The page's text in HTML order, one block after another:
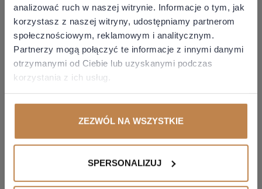
analizować ruch w naszej witrynie. Informacje o tym, jak
korzystasz z naszej witryny, udostępniamy partnerom
społecznościowym, reklamowym i analitycznym.
Partnerzy mogą połączyć te informacje z innymi danymi
otrzymanymi od Ciebie lub uzyskanymi podczas
korzystania z ich usług.
ZEZWÓL NA WSZYSTKIE
SPERSONALIZUJ
w formularzu kontaktowym są spółki Grupy LTCA tj.